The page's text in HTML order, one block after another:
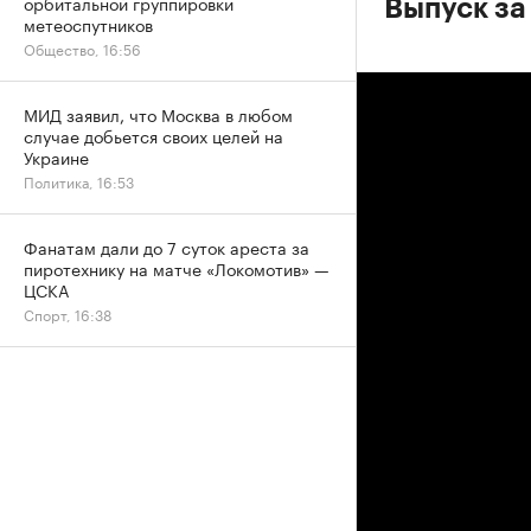
Выпуск
метеоспутников
Общество, 16:56
МИД заявил, что Москва в любом
случае добьется своих целей на
Украине
Политика, 16:53
Фанатам дали до 7 суток ареста за
пиротехнику на матче «Локомотив» —
ЦСКА
Спорт, 16:38